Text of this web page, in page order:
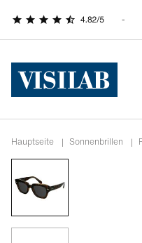
Hauptseite | Sonnenbrillen |